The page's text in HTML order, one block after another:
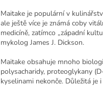
Maitake je populární v
ale ještě více je známá coby
medicíně, zatímco „západní
mykolog James J. Dickson.
Maitake obsahuje mnoho
polysacharidy, proteoglykany
kyselinami nekonče. Důležitá je